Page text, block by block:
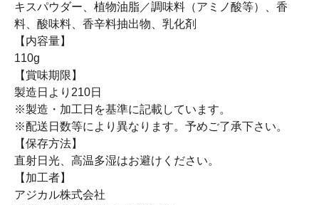
キスパウダー、植物油脂／調味料（アミノ酸等）、香
料、酸味料、香辛料抽出物、乳化剤
【内容量】
110g
【賞味期限】
製造日より210日
※製造・加工日を基準に記載しています。
※配送日数等により異なります。予めご了承下さい。
【保存方法】
直射日光、高温多湿はお避けください。
【加工者】
アジカル株式会社